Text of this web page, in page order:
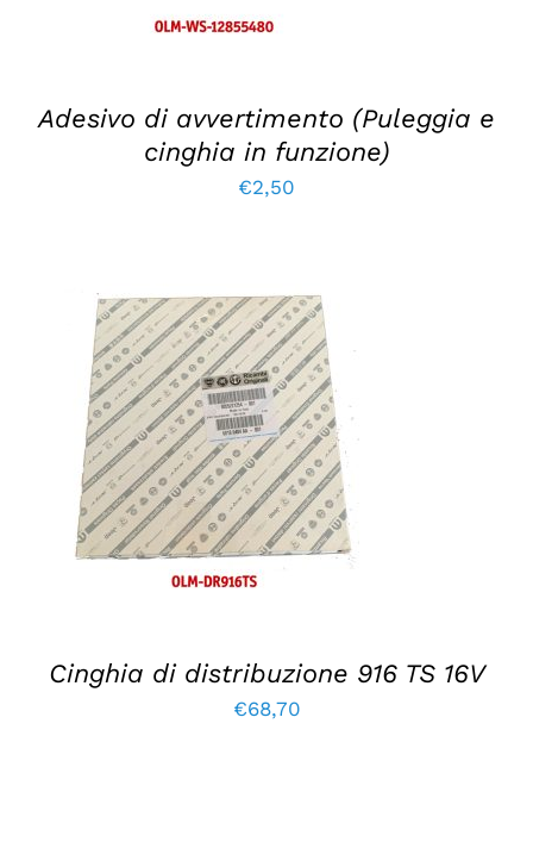
Adesivo di avvertimento (Puleggia e
cinghia in funzione)
€2,50
AGGIUNGI AL CARRELLO
/
DETTAGLI
Cinghia di distribuzione 916 TS 16V
€68,70